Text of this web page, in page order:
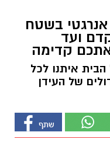
בשטח
ועד
אתכם קדימה
איתנו לכל
של העידן